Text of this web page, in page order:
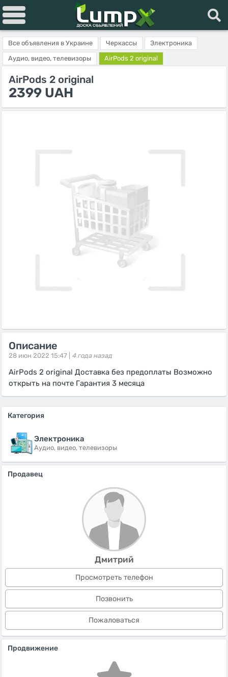
Все объявления в Украине Черкассы
Электроника
Аудио, видео, телевизоры
AirPods 2 original
AirPods 2 original
2399 UAH
Описание
28 июн 2022 15:47 | 4 года назад
AirPods 2 original Доставка без предоплаты Возможно
открыть на почте Гарантия 3 месяца
Категория
Электроника
Аудио, видео, телевизоры
Продавец
Дмитрий
Просмотреть телефон
Позвонить
Пожаловаться
Продвижение